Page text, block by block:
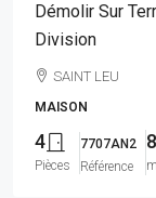
Démolir Sur
Division
SAINT LEU
MAISON
4
Pièces
7707AN2
Référence